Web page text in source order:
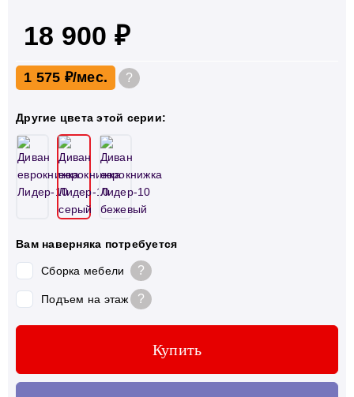
18 900 ₽
1 575 ₽ ?
Другие цвета этой серии:
Вам наверняка потребуется
Сборка мебели ?
Подъем на этаж ?
Купить